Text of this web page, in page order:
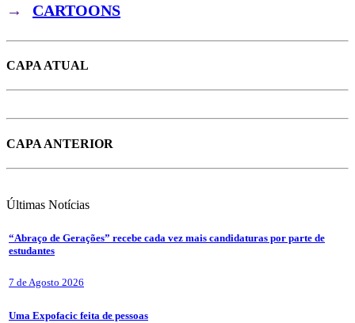
→ CARTOONS
CAPA ATUAL
CAPA ANTERIOR
Últimas Notícias
“Abraço de Gerações” recebe cada vez mais candidaturas por parte de
estudantes
7 de Agosto 2026
Uma Expofacic feita de pessoas